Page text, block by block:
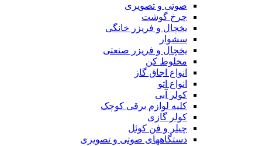
صوتی و تصویری
چرخ گوشت
یخچال و فریزر خانگی
سشوار
یخچال و فریزر صنعتی
مخلوط کن
انواع اجاق گاز
انواع اتو
کولر آبی
کلیه لوازم برقی کوچک
کولر گازی
چیلر و فن کوئل
دستگاههای صوتی و تصویری